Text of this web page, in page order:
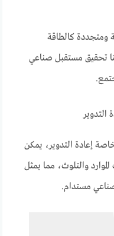
ومتجددة كالطاقة
تحقيق مستقبل صناعي
التدوير
إعادة التدوير، يمكن
والتلوث، مما يمثل
مستدام.